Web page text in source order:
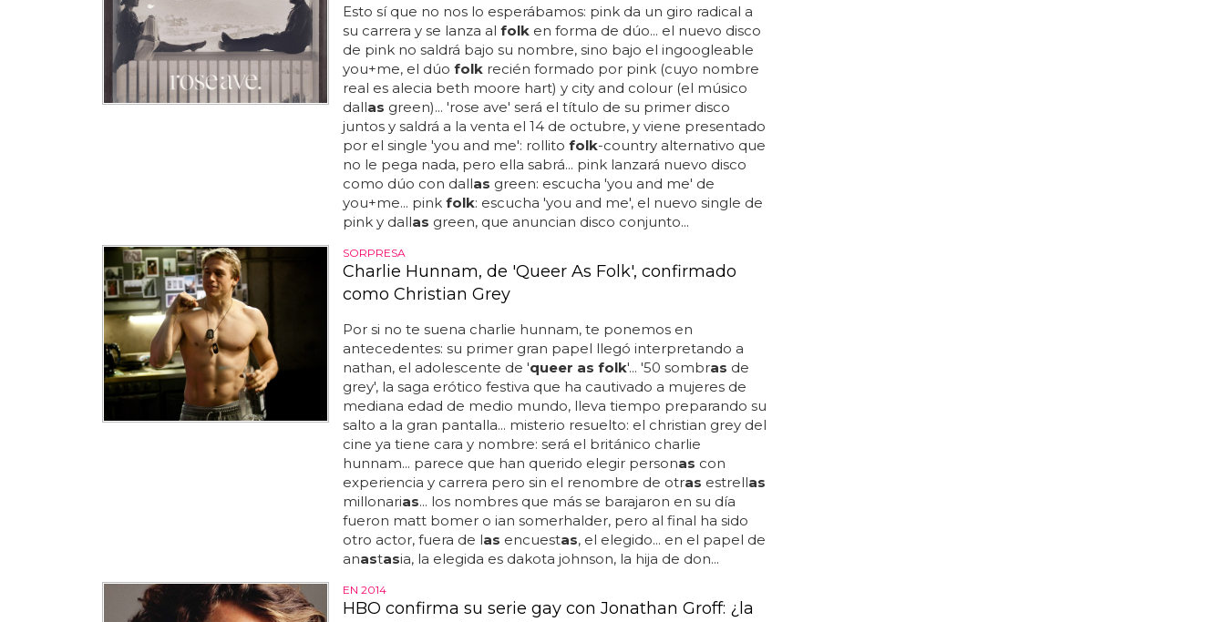
Esto sí que no nos lo esperábamos: pink da un giro radical a
su carrera y se lanza al folken forma de dúo... el nuevo disco
de pink no saldrá bajo su nombre, sino bajo el ingoogleable
you+me, el dúo folkrecién formado por pink (cuyo nombre
real es alecia beth moore hart) y city and colour (el músico
dallas green)... 'rose ave' será el título de su primer disco
juntos y saldrá a la venta el 14 de octubre, y viene presentado
por el single 'you and me': rollito folk-country alternativo que
no le pega nada, pero ella sabrá... pink lanzará nuevo disco
como dúo con dallas green: escucha 'you and me' de
you+me... pink folk: escucha 'you and me', el nuevo single de
pink y dallas green, que anuncian disco conjunto...
SORPRESA
Charlie Hunnam, de 'Queer As Folk', confirmado
como Christian Grey
Por si no te suena charlie hunnam, te ponemos en
antecedentes: su primer gran papel llegó interpretando a
nathan, el adolescente de 'queer as folk'... '50 sombras de
grey', la saga erótico festiva que ha cautivado a mujeres de
mediana edad de medio mundo, lleva tiempo preparando su
salto a la gran pantalla... misterio resuelto: el christian grey del
cine ya tiene cara y nombre: será el británico charlie
hunnam... parece que han querido elegir personas con
experiencia y carrera pero sin el renombre de otras estrellas
millonarias... los nombres que más se barajaron en su día
fueron matt bomer o ian somerhalder, pero al final ha sido
otro actor, fuera de las encuestas, el elegido... en el papel de
anastasia, la elegida es dakota johnson, la hija de don...
EN 2014
HBO confirma su serie gay con Jonathan Groff: ¿la